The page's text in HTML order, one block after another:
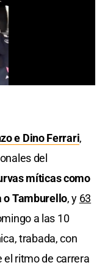
e Dino Ferrari,
del
míticas como
o Tamburello, y 63
a las 10
trabada, con
el ritmo de carrera